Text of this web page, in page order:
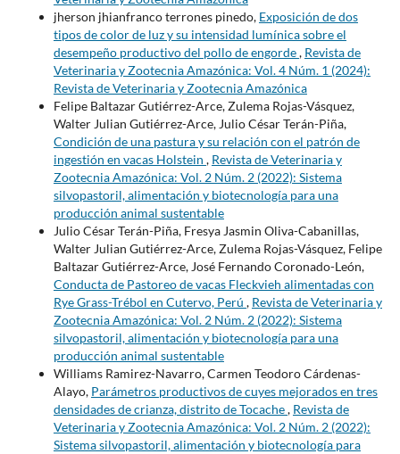
jherson jhianfranco terrones pinedo, Exposición de dos
tipos de color de luz y su intensidad lumínica sobre el
desempeño productivo del pollo de engorde, Revista de
Veterinaria y Zootecnia Amazónica: Vol. 4 Núm. 1 (2024):
Revista de Veterinaria y Zootecnia Amazónica
Felipe Baltazar Gutiérrez-Arce, Zulema Rojas-Vásquez,
Walter Julian Gutiérrez-Arce, Julio César Terán-Piña,
Condición de una pastura y su relación con el patrón de
ingestión en vacas Holstein , Revista de Veterinaria y
Zootecnia Amazónica: Vol. 2 Núm. 2 (2022): Sistema
silvopastoril, alimentación y biotecnología para una
producción animal sustentable
Julio César Terán-Piña, Fresya Jasmin Oliva-Cabanillas,
Walter Julian Gutiérrez-Arce, Zulema Rojas-Vásquez, Felipe
Baltazar Gutiérrez-Arce, José Fernando Coronado-León,
Conducta de Pastoreo de vacas Fleckvieh alimentadas con
Rye Grass-Trébol en Cutervo, Perú , Revista de Veterinaria y
Zootecnia Amazónica: Vol. 2 Núm. 2 (2022): Sistema
silvopastoril, alimentación y biotecnología para una
producción animal sustentable
Williams Ramirez-Navarro, Carmen Teodoro Cárdenas-
Alayo, Parámetros productivos de cuyes mejorados en tres
densidades de crianza, distrito de Tocache, Revista de
Veterinaria y Zootecnia Amazónica: Vol. 2 Núm. 2 (2022):
Sistema silvopastoril, alimentación y biotecnología para